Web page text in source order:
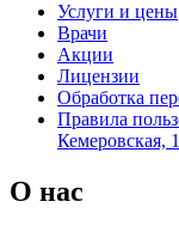
Услуги и цены
Врачи
Акции
Лицензии
Обработка
Правила
Кемеровская,
О нас